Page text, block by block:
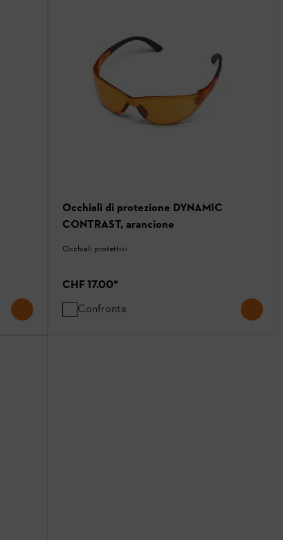
Occhiali di protezione DYNAMIC
CONTRAST, arancione
Occhiali protettivi
CHF 17.00*
Confronta